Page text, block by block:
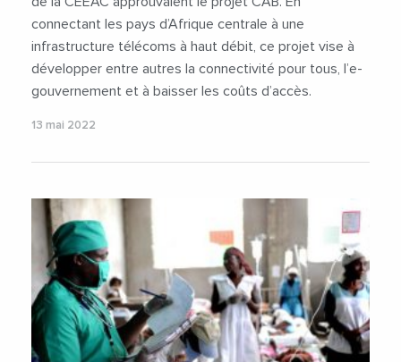
connectant les pays d’Afrique centrale à une
infrastructure télécoms à haut débit, ce projet vise à
développer entre autres la connectivité pour tous, l’e-
gouvernement et à baisser les coûts d’accès.
13 mai 2022